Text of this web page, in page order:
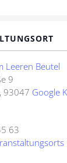
Leeren Beutel
9
, 93047 Google
63